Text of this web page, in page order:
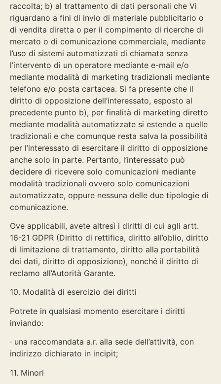
raccolta; b) al trattamento di dati personali che Vi
riguardano a fini di invio di materiale pubblicitario o
di vendita diretta o per il compimento di ricerche di
mercato o di comunicazione commerciale, mediante
l’uso di sistemi automatizzati di chiamata senza
l’intervento di un operatore mediante e-mail e/o
mediante modalità di marketing tradizionali mediante
telefono e/o posta cartacea. Si fa presente che il
diritto di opposizione dell’interessato, esposto al
precedente punto b), per finalità di marketing diretto
mediante modalità automatizzate si estende a quelle
tradizionali e che comunque resta salva la possibilità
per l’interessato di esercitare il diritto di opposizione
anche solo in parte. Pertanto, l’interessato può
decidere di ricevere solo comunicazioni mediante
modalità tradizionali ovvero solo comunicazioni
automatizzate, oppure nessuna delle due tipologie di
comunicazione.
Ove applicabili, avete altresì i diritti di cui agli artt.
16-21 GDPR (Diritto di rettifica, diritto all’oblio, diritto
di limitazione di trattamento, diritto alla portabilità
dei dati, diritto di opposizione), nonché il diritto di
reclamo all’Autorità Garante.
10. Modalità di esercizio dei diritti
Potrete in qualsiasi momento esercitare i diritti
inviando:
· una raccomandata a.r. alla sede dell’attività, con
indirizzo dichiarato in incipit;
11. Minori